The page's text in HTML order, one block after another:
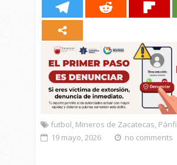
futbol, Mineros de Zacatecas,
19 mayo, 2026
no comments